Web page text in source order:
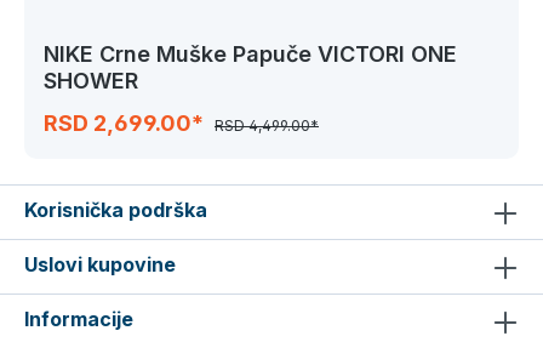
NIKE Crne Muške Papuče VICTORI ONE
SHOWER
RSD 2,699.00*
RSD 4,499.00*
Korisnička podrška
Uslovi kupovine
Informacije